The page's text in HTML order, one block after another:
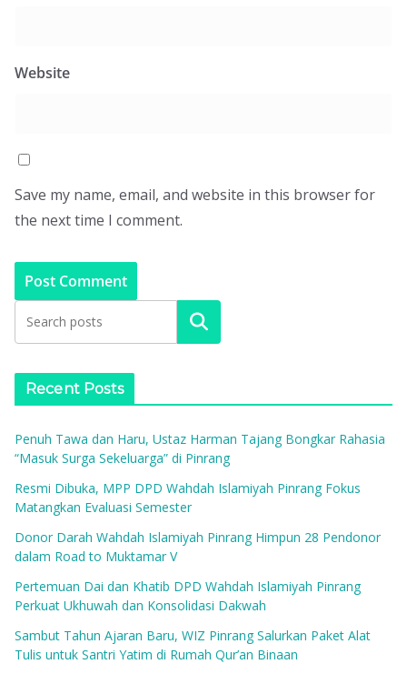
Website
Save my name, email, and website in this browser for
the next time I comment.
Search
Recent Posts
Penuh Tawa dan Haru, Ustaz Harman Tajang Bongkar Rahasia
“Masuk Surga Sekeluarga” di Pinrang
Resmi Dibuka, MPP DPD Wahdah Islamiyah Pinrang Fokus
Matangkan Evaluasi Semester
Donor Darah Wahdah Islamiyah Pinrang Himpun 28 Pendonor
dalam Road to Muktamar V
Pertemuan Dai dan Khatib DPD Wahdah Islamiyah Pinrang
Perkuat Ukhuwah dan Konsolidasi Dakwah
Sambut Tahun Ajaran Baru, WIZ Pinrang Salurkan Paket Alat
Tulis untuk Santri Yatim di Rumah Qur’an Binaan